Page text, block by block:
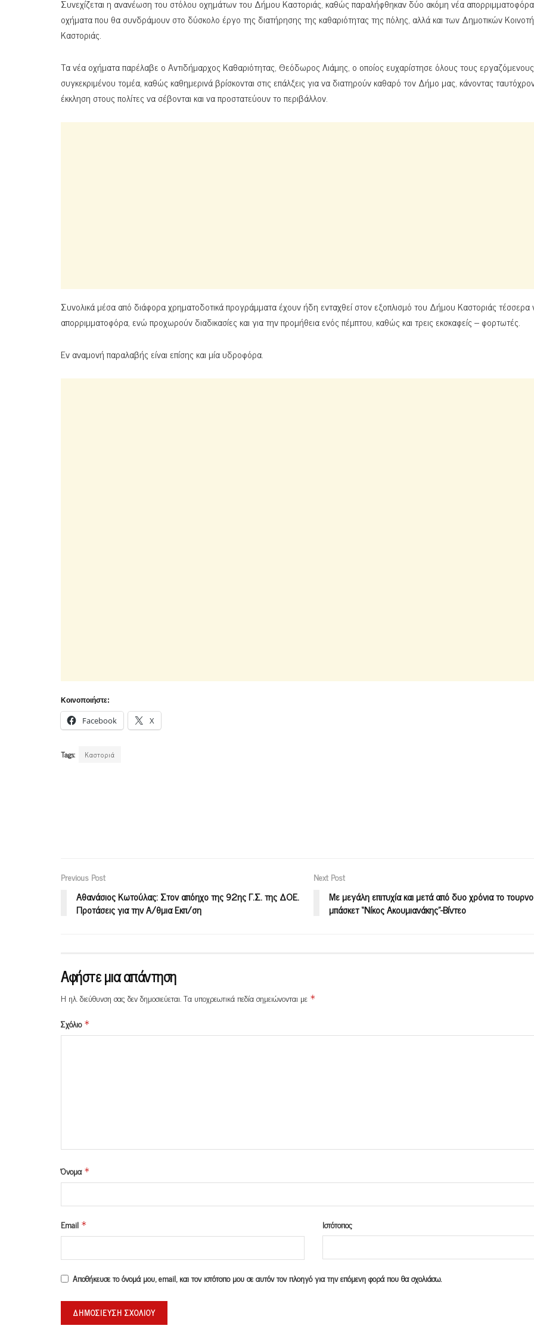
Συνεχίζεται η ανανέωση του στόλου οχημάτων του Δήμου Καστοριάς, καθώς παραλήφθηκαν δύο ακόμη νέα απορριμματοφόρα
οχήματα που θα συνδράμουν στο δύσκολο έργο της διατήρησης της καθαριότητας της πόλης, αλλά και των Δημοτικών
Καστοριάς.
Τα νέα οχήματα παρέλαβε ο Αντιδήμαρχος Καθαριότητας, Θεόδωρος Λιάμης, ο οποίος ευχαρίστησε όλους τους
συγκεκριμένου τομέα, καθώς καθημερινά βρίσκονται στις επάλξεις για να διατηρούν καθαρό τον Δήμο μας, κάνοντας
έκκληση στους πολίτες να σέβονται και να προστατεύουν το περιβάλλον.
Συνολικά μέσα από διάφορα χρηματοδοτικά προγράμματα έχουν ήδη ενταχθεί στον εξοπλισμό του Δήμου Καστοριάς τέσσερα
απορριμματοφόρα, ενώ προχωρούν διαδικασίες και για την προμήθεια ενός πέμπτου, καθώς και τρεις εκσκαφείς – φορτωτές.
Εν αναμονή παραλαβής είναι επίσης και μία υδροφόρα.
Κοινοποιήστε:
Facebook X
Tags: Καστοριά
Previous Post
Αθανάσιος Κωτούλας: Στον απόηχο της 92ης Γ.Σ. της ΔΟΕ.
Προτάσεις για την Α/θμια Εκπ/ση
Next Post
Με μεγάλη επιτυχία και μετά από δυο χρόνια το
μπάσκετ “Νίκος Ακουμιανάκης”-Βίντεο
Αφήστε μια απάντηση
Η ηλ. διεύθυνση σας δεν δημοσιεύεται.Τα υποχρεωτικά πεδία σημειώνονται με *
Σχόλιο *
Όνομα *
Email * Ιστότοπος
Αποθήκευσε το όνομά μου, email, και τον ιστότοπο μου σε αυτόν τον πλοηγό για την επόμενη φορά που θα σχολιάσω.